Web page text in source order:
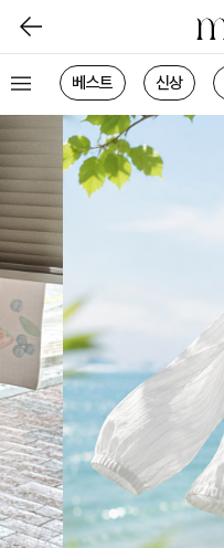
베스트 신상